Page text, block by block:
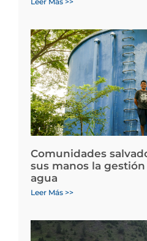
Comunidades
sus manos la
agua
Leer Más >>